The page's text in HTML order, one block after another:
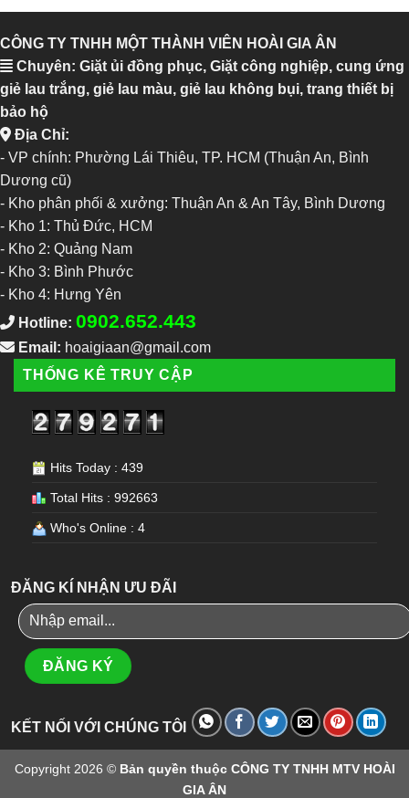
CÔNG TY TNHH MỘT THÀNH VIÊN HOÀI GIA ÂN
Chuyên: Giặt ủi đồng phục, Giặt công nghiệp, cung ứng
giẻ lau trắng, giẻ lau màu, giẻ lau không bụi, trang thiết bị
bảo hộ
Địa Chỉ:
- VP chính: Phường Lái Thiêu, TP. HCM (Thuận An, Bình
Dương cũ)
- Kho phân phối & xưởng: Thuận An & An Tây, Bình Dương
- Kho 1: Thủ Đức, HCM
- Kho 2: Quảng Nam
- Kho 3: Bình Phước
- Kho 4: Hưng Yên
Hotline: 0902.652.443
Email: hoaigiaan@gmail.com
THỐNG KÊ TRUY CẬP
Hits Today : 439
Total Hits : 992663
Who's Online : 4
ĐĂNG KÍ NHẬN ƯU ĐÃI
KẾT NỐI VỚI CHÚNG TÔI
Copyright 2026 © Bản quyền thuộc CÔNG TY TNHH MTV HOÀI
GIA ÂN